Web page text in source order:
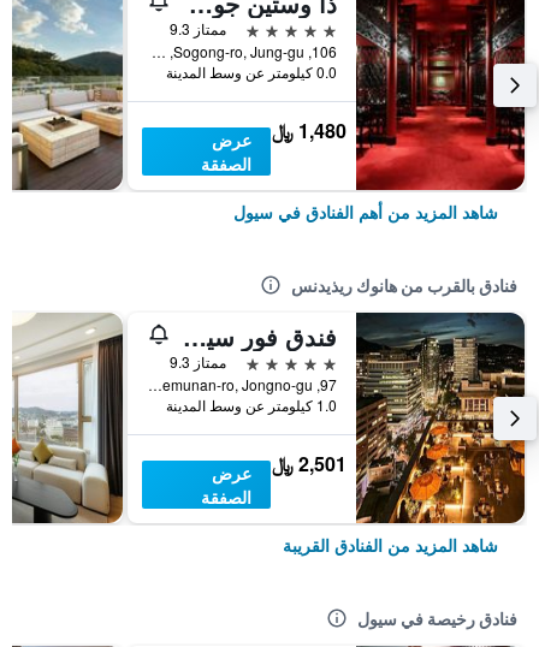
5 نجوم
ممتاز 9.3
106, Sogong-ro, Jung-gu, سيول, كوريا الجنوبية
0.0 كيلومتر عن وسط المدينة
1,480 ﷼
عرض
الصفقة
شاهد المزيد من أهم الفنادق في سيول
فنادق بالقرب من هانوك ريذيدنس
فندق فور سيزونز سيول
5 نجوم
ممتاز 9.3
97, Saemunan-ro, Jongno-gu, سيول, كوريا الجنوبية
1.0 كيلومتر عن وسط المدينة
2,501 ﷼
عرض
الصفقة
شاهد المزيد من الفنادق القريبة
فنادق رخيصة في سيول